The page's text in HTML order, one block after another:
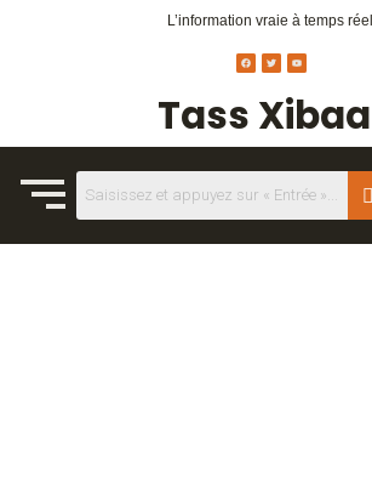
Tass
L’information vraie à temps réel.